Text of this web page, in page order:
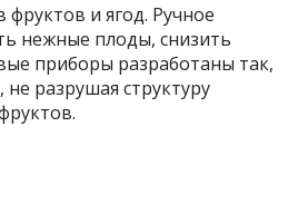
и ягод. Ручное
нежные плоды, снизить
приборы разработаны так,
разрушая структуру